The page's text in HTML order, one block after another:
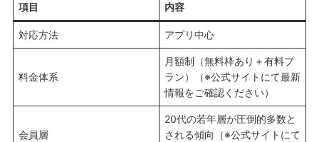
項目 内容
対応方法 アプリ中心
料金体系
月額制（無料枠あり＋有料プ
ラン）（※公式サイトにて最新
情報をご確認ください）
会員層
20代の若年層が圧倒的多数と
される傾向（※公式サイトにて